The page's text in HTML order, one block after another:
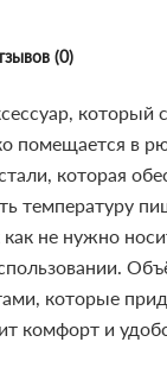
(0)
помещается в
которая
температуру
не нужно
которые
комфорт и